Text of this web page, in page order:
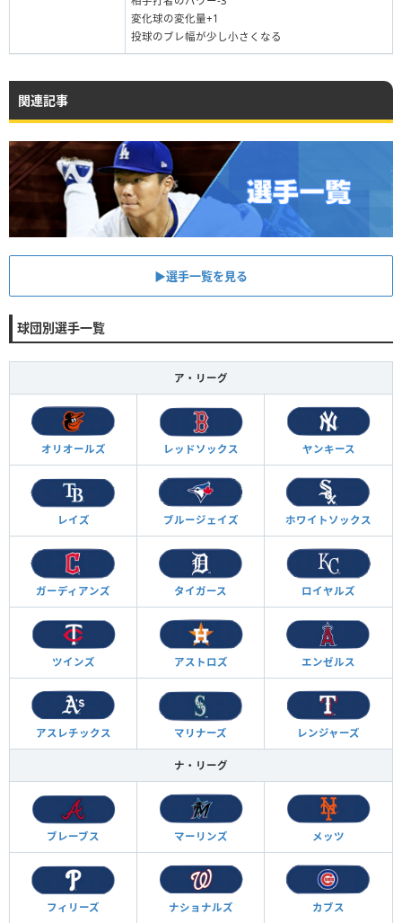
変化球の変化量+1
投球のブレ幅が少し小さくなる
関連記事
▶︎選手一覧を見る
球団別選手一覧
ア・リーグ
オリオールズ レッドソックス ヤンキース
レイズ ブルージェイズ ホワイトソックス
ガーディアンズ タイガース ロイヤルズ
ツインズ アストロズ エンゼルス
アスレチックス マリナーズ レンジャーズ
ナ・リーグ
ブレーブス マーリンズ メッツ
フィリーズ ナショナルズ カブス